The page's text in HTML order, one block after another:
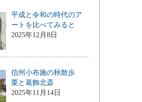
平成と令和の時代のア
ートを比べてみると
2025年12月8日
信州小布施の秋散歩
栗と葛飾北斎
2025年11月14日